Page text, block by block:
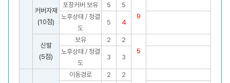
커버자재
(10점)
포장커버 보유 5
5
9
노후상태 / 청결
도
5 4
신발
(5점)
보유 2
2
5
노후상태 / 청결
도
3 3
이동경로 2 2